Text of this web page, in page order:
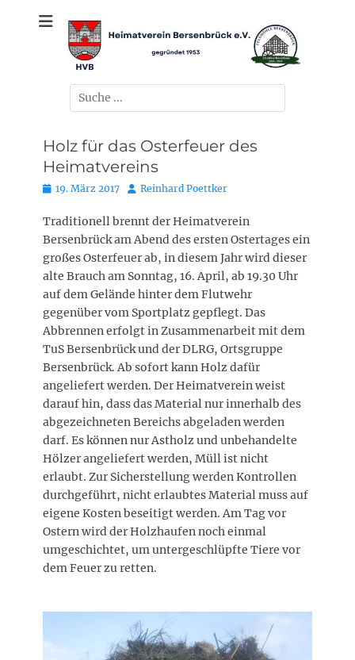
Heimatverein
Bersenbrück e.V.
gegründet 1953
Suchen
nach:
Holz für das Osterfeuer des
Heimatvereins
Posted
19. März 2017 AutorReinhard Poettker
Traditionell brennt der Heimatverein
Bersenbrück am Abend des ersten Ostertages ein
großes Osterfeuer ab, in diesem Jahr wird dieser
alte Brauch am Sonntag, 16. April, ab 19.30 Uhr
auf dem Gelände hinter dem Flutwehr
gegenüber vom Sportplatz gepflegt. Das
Abbrennen erfolgt in Zusammenarbeit mit dem
TuS Bersenbrück und der DLRG, Ortsgruppe
Bersenbrück. Ab sofort kann Holz dafür
angeliefert werden. Der Heimatverein weist
darauf hin, dass das Material nur innerhalb des
abgezeichneten Bereichs abgeladen werden
darf. Es können nur Astholz und unbehandelte
Hölzer angeliefert werden, Müll ist nicht
erlaubt. Zur Sicherstellung werden Kontrollen
durchgeführt, nicht erlaubtes Material muss auf
eigene Kosten beseitigt werden. Am Tag vor
Ostern wird der Holzhaufen noch einmal
umgeschichtet, um untergeschlüpfte Tiere vor
dem Feuer zu retten.